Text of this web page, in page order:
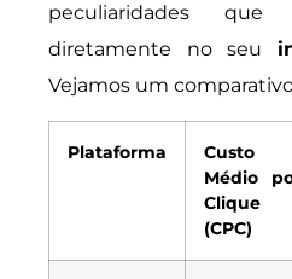
peculiaridades
diretamente no seu
Vejamos um
Plataforma
Custo
Médio
Clique
(CPC)